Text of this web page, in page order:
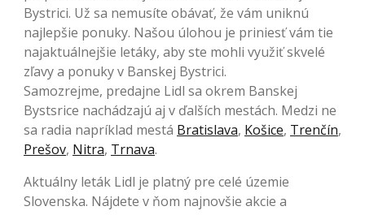
Bystrici. Už sa nemusíte obávať, že vám uniknú
najlepšie ponuky. Našou úlohou je priniesť vám tie
najaktuálnejšie letáky, aby ste mohli využiť skvelé
zľavy a ponuky v Banskej Bystrici.
Samozrejme, predajne Lidl sa okrem Banskej
Bystsrice nachádzajú aj v ďalších mestách. Medzi ne
sa radia napríklad mestá Bratislava, Košice, Trenčín,
Prešov, Nitra, Trnava.
Aktuálny leták Lidl je platný pre celé územie
Slovenska. Nájdete v ňom najnovšie akcie a